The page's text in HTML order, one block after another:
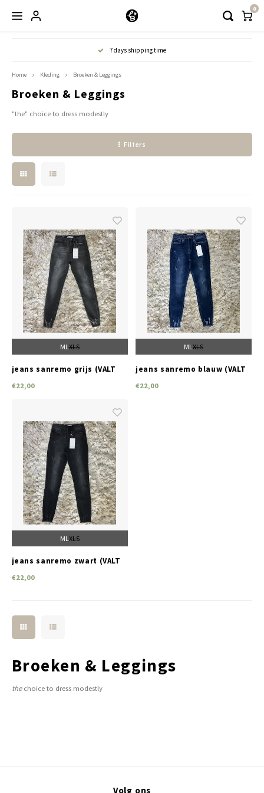
Hoofdmenu / kleding
Abayaas
Tuniekjes & blousjes
Setjes
Rokken
Jassen & Blazers
Burkini
Broeken & Leggings
Basics
0
7 days shipping time
Home Kleding Broeken & Leggings
Broeken & Leggings
"the" choice to dress modestly
Filters
MLXLS
jeans sanremo grijs (VALT
€22,00
ML XLS
jeans sanremo blauw (VALT
€22,00
MLXLS
jeans sanremo zwart (VALT
€22,00
Broeken & Leggings
thechoice to dress modestly
Volg ons